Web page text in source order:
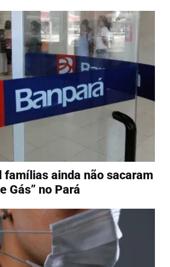
ainda não sacaram
Gás” no Pará